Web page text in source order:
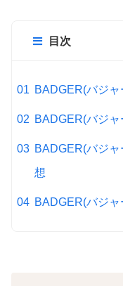
目次
BADGER(バジ
BADGER(バジ
BADGER(バジ
想
BADGER(バジ